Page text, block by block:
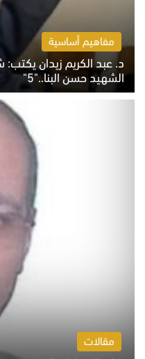
مفاهيم أساسية
د. عبد الكريم زيدان
الشهيد حسن البنا.."5"
السبت 8 أغسطس 2026 10:46 ص
مقالات